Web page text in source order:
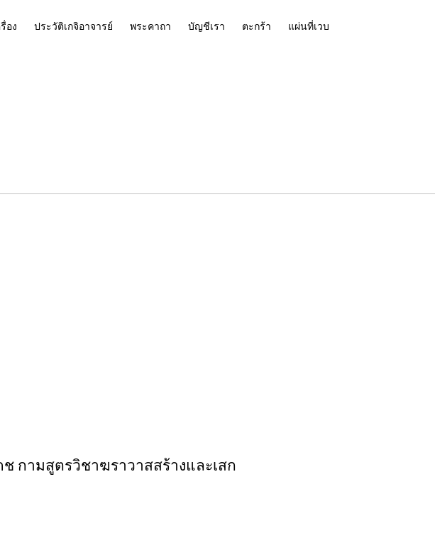
อง ประวัติเกจิอาจารย์ พระคาถา บัญชีเรา ตะกร้า แผ่นที่เวบ
กามสูตรวิชาฆราวาสสร้างและเสก